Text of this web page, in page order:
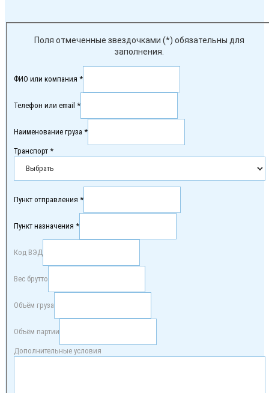
Поля отмеченные звездочками (*) обязательны для
заполнения.
ФИО или компания *
Телефон или email *
Наименование груза *
Транспорт *
Пункт отправления *
Пункт назначения *
Код ВЭД
Вес брутто
Объём груза
Объём партии
Дополнительные условия